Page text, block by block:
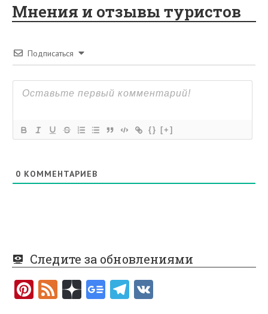
Мнения и отзывы туристов
Подписаться
{} [+]
0 КОММЕНТАРИЕВ
Следите за обновлениями
Pi F